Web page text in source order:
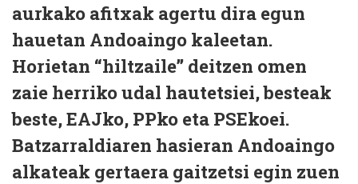
aurkako afitxak agertu dira egun
hauetan Andoaingo kaleetan.
Horietan “hiltzaile” deitzen omen
zaie herriko udal hautetsiei, besteak
beste, EAJko, PPko eta PSEkoei.
Batzarraldiaren hasieran Andoaingo
alkateak gertaera gaitzetsi egin zuen